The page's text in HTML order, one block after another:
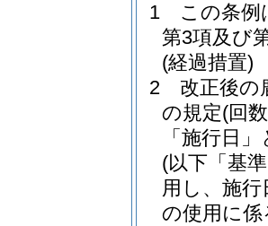
1
この条例
第3項及び
(経過措置)
2
改正後の
の規定(回
「施行日
(以下「基
用し、施
の使用に